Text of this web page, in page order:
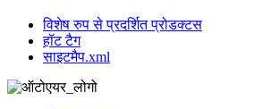
विशेष रुप से प्रदर्शित प्रोडक्टस
हॉट टैग
साइटमैप.xml